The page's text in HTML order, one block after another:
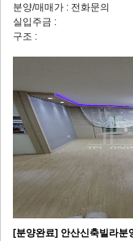
분양/매매가 : 전화문의
실입주금 :
구조 :
[분양완료] 안산신축빌라분